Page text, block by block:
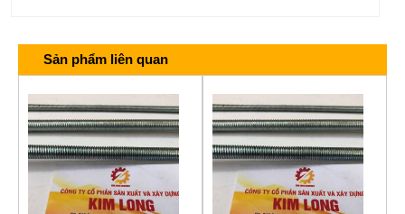
Sản phẩm liên quan